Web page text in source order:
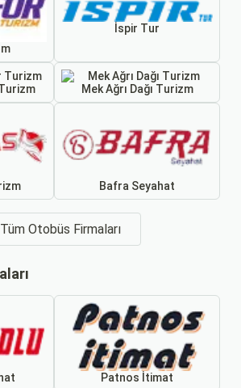
İspir Tur
Mek Ağrı Dağı Turizm
Bafra Seyahat
Tüm Otobüs Firmaları
Patnos İtimat